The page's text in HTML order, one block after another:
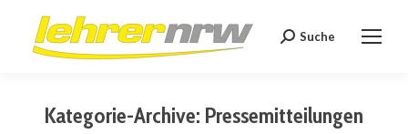
Search:
Suche
Kategorie-Archive: Pressemitteilungen